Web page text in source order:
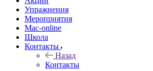
Упражнения
Мероприятия
Mac-online
Школа
Контакты
Назад
Контакты